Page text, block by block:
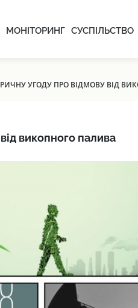
МОНІТОРИНГ СУСПІЛЬСТВО
УГОДУ ПРО ВІДМОВУ ВІД
викопного палива